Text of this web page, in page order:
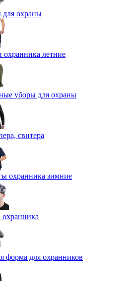
для охраны
охранника летние
уборы для охраны
свитера
охранника зимние
форма для охранников